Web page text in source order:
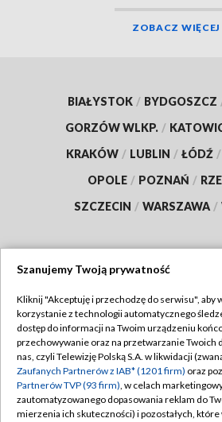
ZOBACZ WIĘCEJ
BIAŁYSTOK / BYDGOSZCZ
GORZÓW WLKP. /
KRAKÓW / LUBLIN / ŁÓDŹ /
OPOLE / POZNAŃ /
SZCZECIN / WARSZAWA /
TVP
Abonament TVP
Emisja w TVP
Centrum informacji TVP
Regulamin
Polityka
Moje zgody
Szanujemy Twoją prywatność
Kliknij "Akceptuję i przechodzę do serwisu", aby
korzystanie z technologii automatycznego
dostęp do informacji na Twoim urządzeniu
przechowywanie oraz na przetwarzanie Twoich
nas, czyli Telewizję Polską S.A. w likwidacji
Zaufanych Partnerów z IAB* (1201 firm) oraz
Partnerów TVP (93 firm), w celach
zautomatyzowanego dopasowania reklam do
mierzenia ich skuteczności) i pozostałych,